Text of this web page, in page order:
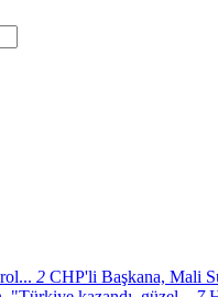
2 CHP'li Başkana, Mali